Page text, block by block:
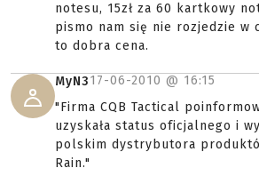
notesu, 15zł za 60 kartkowy
pismo nam się nie rozjedzie w
to dobra cena.
MyN317-06-2010 @ 16:15
"Firma CQB Tactical
uzyskała status oficjalnego i
polskim dystrybutora
Rain."